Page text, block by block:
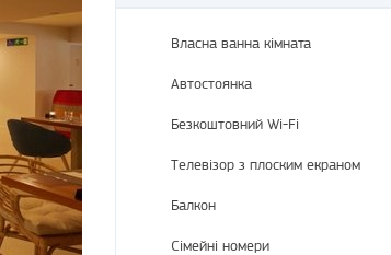
Власна ванна кімната
Автостоянка
Безкоштовний Wi-Fi
Телевізор з плоским екраном
Балкон
Сімейні номери